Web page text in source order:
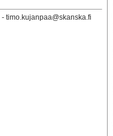
timo.kujanpaa@skanska.fi